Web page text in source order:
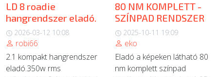
LD 8 roadie
hangrendszer eladó.
2026-03-12 10:08
robi66
2.1 kompakt hangrendszer
eladó.350w rms
80 NM KOMPLETT -
SZÍNPAD RENDSZER
2025-10-11 19:09
eko
Eladó a képeken látható 80
nm komplett színpad